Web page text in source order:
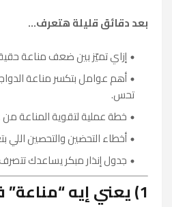
بعد دقائق قليلة هتعرف...
إزاي تميّز بين ضعف مناعة
أهم عوامل بتكسر مناعة
تحس.
خطة عملية لتقوية المناعة
أخطاء التحضين والتحصين اللي
جدول إنذار مبكر يساعدك
1) يعني إيه “مناعة” في الدواجن؟